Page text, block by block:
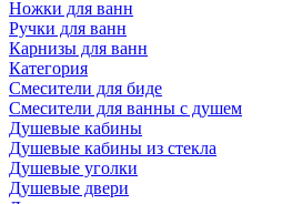
Ножки для ванн
Ручки для ванн
Карнизы для ванн
Категория
Смесители для биде
Смесители для ванны с душем
Душевые кабины
Душевые кабины из стекла
Душевые уголки
Душевые двери